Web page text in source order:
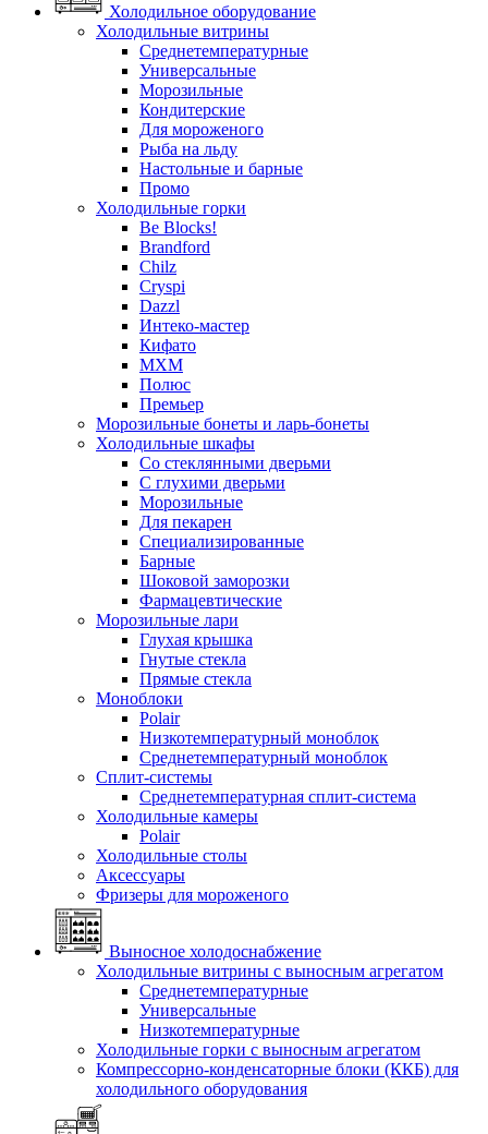
Холодильное оборудование
Холодильные витрины
Среднетемпературные
Универсальные
Морозильные
Кондитерские
Для мороженого
Рыба на льду
Настольные и барные
Промо
Холодильные горки
Be Blocks!
Brandford
Chilz
Cryspi
Dazzl
Интеко-мастер
Кифато
МХМ
Полюс
Премьер
Морозильные бонеты и ларь-бонеты
Холодильные шкафы
Со стеклянными дверьми
С глухими дверьми
Морозильные
Для пекарен
Специализированные
Барные
Шоковой заморозки
Фармацевтические
Морозильные лари
Глухая крышка
Гнутые стекла
Прямые стекла
Моноблоки
Polair
Низкотемпературный моноблок
Среднетемпературный моноблок
Сплит-системы
Среднетемпературная сплит-система
Холодильные камеры
Polair
Холодильные столы
Аксессуары
Фризеры для мороженого
Выносное холодоснабжение
Холодильные витрины с выносным агрегатом
Среднетемпературные
Универсальные
Низкотемпературные
Холодильные горки с выносным агрегатом
Компрессорно-конденсаторные блоки (ККБ) для
холодильного оборудования